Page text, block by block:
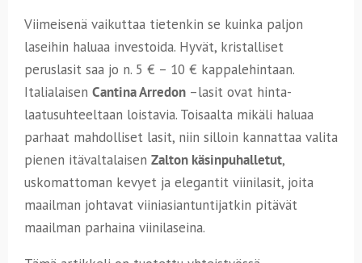
Viimeisenä vaikuttaa tietenkin se kuinka paljon
laseihin haluaa investoida. Hyvät, kristalliset
peruslasit saa jo n. 5 € – 10 € kappalehintaan.
Italialaisen Cantina Arredon –lasit ovat hinta-
laatusuhteeltaan loistavia. Toisaalta mikäli haluaa
parhaat mahdolliset lasit, niin silloin kannattaa valita
pienen itävaltalaisen Zalton käsinpuhalletut,
uskomattoman kevyet ja elegantit viinilasit, joita
maailman johtavat viiniasiantuntijatkin pitävät
maailman parhaina viinilaseina.